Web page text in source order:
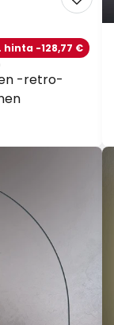
-retro-
hinta -128,77 €